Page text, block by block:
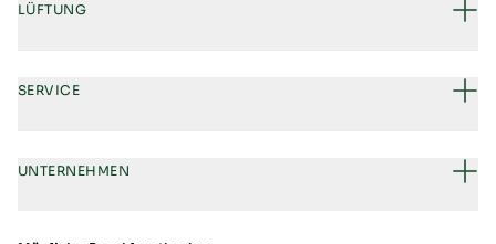
LÜFTUNG
SERVICE
UNTERNEHMEN